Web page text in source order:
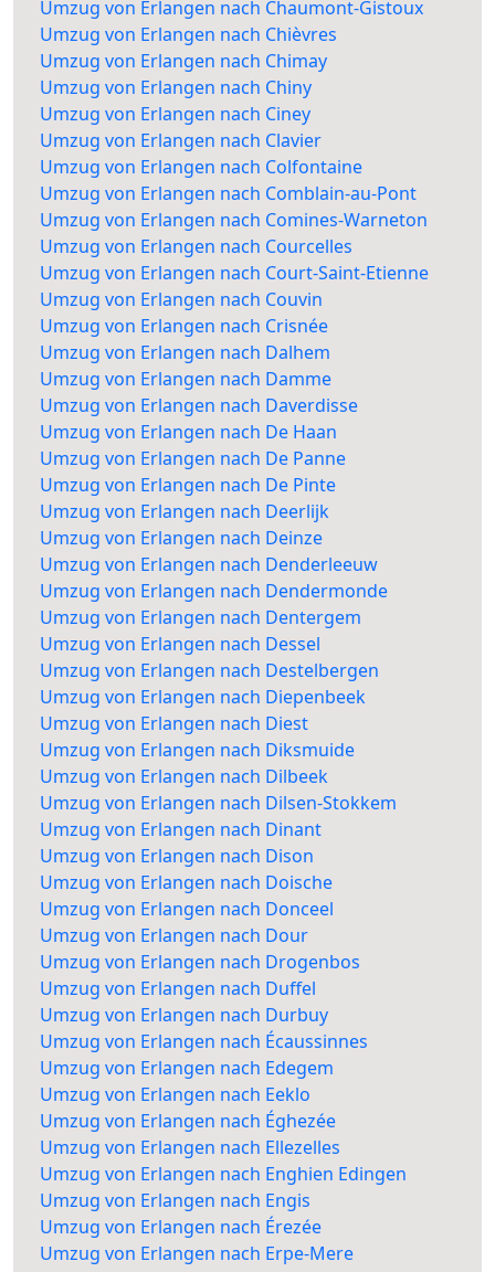
Umzug von Erlangen nach Chaumont-Gistoux
Umzug von Erlangen nach Chièvres
Umzug von Erlangen nach Chimay
Umzug von Erlangen nach Chiny
Umzug von Erlangen nach Ciney
Umzug von Erlangen nach Clavier
Umzug von Erlangen nach Colfontaine
Umzug von Erlangen nach Comblain-au-Pont
Umzug von Erlangen nach Comines-Warneton
Umzug von Erlangen nach Courcelles
Umzug von Erlangen nach Court-Saint-Etienne
Umzug von Erlangen nach Couvin
Umzug von Erlangen nach Crisnée
Umzug von Erlangen nach Dalhem
Umzug von Erlangen nach Damme
Umzug von Erlangen nach Daverdisse
Umzug von Erlangen nach De Haan
Umzug von Erlangen nach De Panne
Umzug von Erlangen nach De Pinte
Umzug von Erlangen nach Deerlijk
Umzug von Erlangen nach Deinze
Umzug von Erlangen nach Denderleeuw
Umzug von Erlangen nach Dendermonde
Umzug von Erlangen nach Dentergem
Umzug von Erlangen nach Dessel
Umzug von Erlangen nach Destelbergen
Umzug von Erlangen nach Diepenbeek
Umzug von Erlangen nach Diest
Umzug von Erlangen nach Diksmuide
Umzug von Erlangen nach Dilbeek
Umzug von Erlangen nach Dilsen-Stokkem
Umzug von Erlangen nach Dinant
Umzug von Erlangen nach Dison
Umzug von Erlangen nach Doische
Umzug von Erlangen nach Donceel
Umzug von Erlangen nach Dour
Umzug von Erlangen nach Drogenbos
Umzug von Erlangen nach Duffel
Umzug von Erlangen nach Durbuy
Umzug von Erlangen nach Écaussinnes
Umzug von Erlangen nach Edegem
Umzug von Erlangen nach Eeklo
Umzug von Erlangen nach Éghezée
Umzug von Erlangen nach Ellezelles
Umzug von Erlangen nach Enghien Edingen
Umzug von Erlangen nach Engis
Umzug von Erlangen nach Érezée
Umzug von Erlangen nach Erpe-Mere